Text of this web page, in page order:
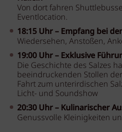
Von dort fahren
Eventlocation.
18:15 Uhr – Empfang bei
Wiedersehen, Anstoßen,
19:00 Uhr – Exklusive
Die Geschichte des Salzes
beeindruckenden Stollen
Fahrt zum unterirdischen
Licht- und Soundshow
20:30 Uhr – Kulinarischer
Genussvolle Kleinigkeiten